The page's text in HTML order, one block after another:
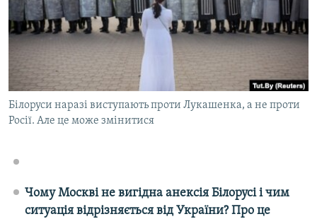
ВІДЕОУРОКИ «ELIFBE»
СВІДЧЕННЯ ОКУПАЦІЇ
УКРАЇНСЬКА ПРОБЛЕМА КРИМУ
ІНФОГРАФІКА
Русский
Qırımtatar
ДОЛУЧАЙСЯ!
Білоруси наразі виступають проти Лукашенка, а не проти
Росії. Але це може змінитися
Чому Москві не вигідна анексія Білорусі і чим
ситуація відрізняється від України? Про це